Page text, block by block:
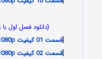
(دانلود فصل اول
[قسمت 01 کیفیت 1080p
[قسمت 02 کیفیت 1080p